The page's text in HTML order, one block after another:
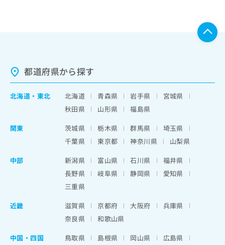
都道府県から探す
北海道 ・ 東北 北海道 青森県 岩手県
宮城県
秋田県
山形県
福島県
関東
茨城県 栃木県 群馬県
埼玉県
千葉県
東京都 神奈川県
山梨県
中部
新潟県 富山県 石川県
福井県
長野県
岐阜県 静岡県
愛知県
三重県
近畿
滋賀県 京都府 大阪府
兵庫県
奈良県
和歌山県
中国・四国
鳥取県 島根県 岡山県
広島県